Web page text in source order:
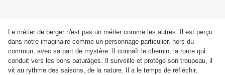
Le métier de berger n'est pas un métier comme les autres. Il est perçu
dans notre imaginaire comme un personnage particulier, hors du
commun, avec sa part de mystère. Il connaît le chemin, la route qui
conduit vers les bons paturâges. Il surveille et protège son troupeau, il
vit au rythme des saisons, de la nature. Il a le temps de réfléchir,